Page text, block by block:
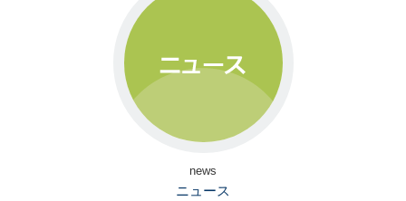
news
ニュース